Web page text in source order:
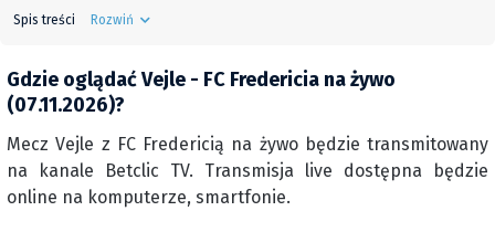
Spis treści Rozwiń
Gdzie oglądać Vejle - FC Fredericia na żywo
(07.11.2026)?
Mecz Vejle z FC Fredericią na żywo będzie transmitowany
na kanale Betclic TV. Transmisja live dostępna będzie
online na komputerze, smartfonie.